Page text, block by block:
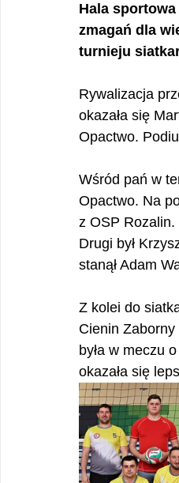
Hala
zmagań dla
turnieju
Rywalizacja
okazała się
Opactwo.
Wśród pań w
Opactwo. Na
z OSP Rozalin.
Drugi był
stanął Adam
Z kolei do
Cienin
była w meczu
okazała się